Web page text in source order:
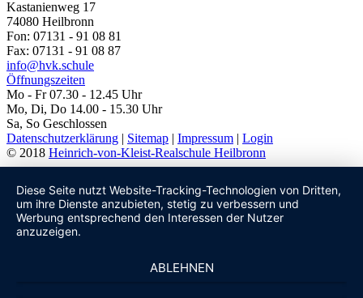
Kastanienweg 17
74080 Heilbronn
Fon: 07131 - 91 08 81
Fax: 07131 - 91 08 87
info@hvk.schule
Öffnungszeiten
Mo - Fr 07.30 - 12.45 Uhr
Mo, Di, Do 14.00 - 15.30 Uhr
Sa, So Geschlossen
Datenschutzerklärung | Sitemap | Impressum | Login
© 2018 Heinrich-von-Kleist-Realschule Heilbronn
Diese Seite nutzt Website-Tracking-Technologien von Dritten,
um ihre Dienste anzubieten, stetig zu verbessern und
Werbung entsprechend den Interessen der Nutzer
anzuzeigen.
ABLEHNEN